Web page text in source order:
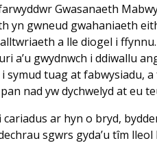
Gwasanaeth
yn gwneud gwahaniaeth
a lle diogel i
a’u gwydnwch i ddiwallu
tuag at fabwysiadu, a
nad yw dychwelyd at eu
ar hyn o bryd,
sgwrs gyda’u tîm lleol